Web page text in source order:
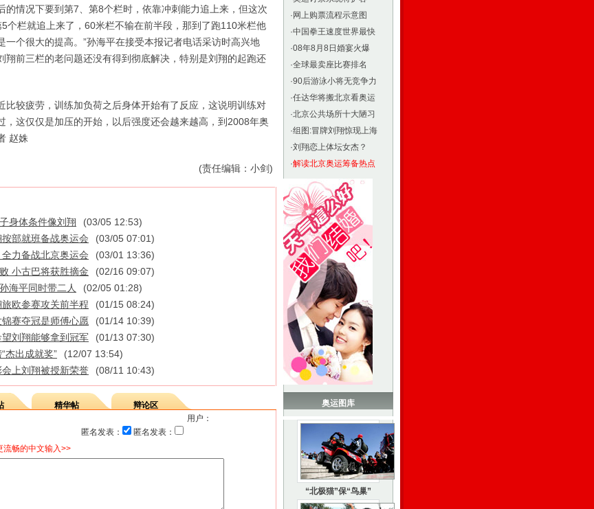
的情况下要到第7、第8个栏时，依靠冲刺能力追上来，但这次
个栏就追上来了，60米栏不输在前半段，那到了跑110米栏他
一个很大的提高。”孙海平在接受本报记者电话采访时高兴地
翔前三栏的老问题还没有得到彻底解决，特别是刘翔的起跑还
较疲劳，训练加负荷之后身体开始有了反应，这说明训练对
，这仅仅是加压的开始，以后强度还会越来越高，到2008年奥
赵姝
(责任编辑：小剑)
身体条件像刘翔
(03/05 12:53)
部就班备战奥运会
(03/05 07:01)
力备战北京奥运会
(03/01 13:36)
小古巴将获胜摘金
(02/16 09:07)
海平同时带二人
(02/05 01:28)
欧参赛攻关前半程
(01/15 08:24)
赛夺冠是师傅心愿
(01/14 10:39)
刘翔能够拿到冠军
(01/13 07:30)
杰出成就奖”
(12/07 13:54)
上刘翔被授新荣誉 (08/11 10:43)
精华帖
辩论区
用户：
匿名发表：
匿名发表：
流畅的中文输入>>
· 网上购票流程示意图
·中国拳王速度世界最快
·08年8月8日婚宴火爆
·全球最卖座比赛排名
·90后游泳小将无竞争力
·任达华将搬北京看奥运
·北京公共场所十大陋习
·组图:冒牌刘翔惊现上海
·刘翔恋上体坛女杰？
·解读北京奥运筹备热点
奥运图库
“北极猫”保“鸟巢”